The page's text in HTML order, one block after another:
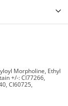
Morpholine, Ethyl
+/-: CI77266,
CI60725,